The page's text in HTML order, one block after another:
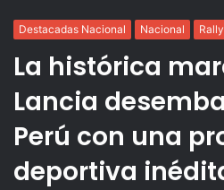
Destacadas Nacional Nacional
La histórica
Lancia
Perú con una
deportiva